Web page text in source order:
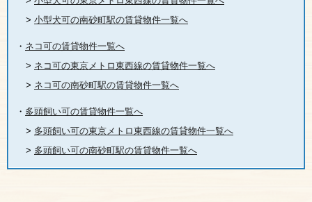
> 小型犬可の南砂町駅の賃貸物件一覧へ
・ ネコ可の賃貸物件一覧へ
> ネコ可の東京メトロ東西線の賃貸物件一覧へ
> ネコ可の南砂町駅の賃貸物件一覧へ
・ 多頭飼い可の賃貸物件一覧へ
> 多頭飼い可の東京メトロ東西線の賃貸物件一覧へ
> 多頭飼い可の南砂町駅の賃貸物件一覧へ